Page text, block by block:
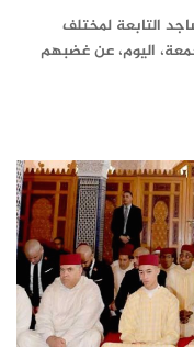
التابعة لمختلف
اليوم، عن غضبهم